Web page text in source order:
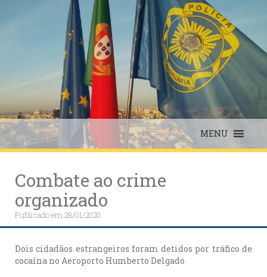
MENU
Combate ao crime
organizado
Publicado em28/01/2020
Dois cidadãos estrangeiros foram detidos por tráfico de
cocaína no Aeroporto Humberto Delgado